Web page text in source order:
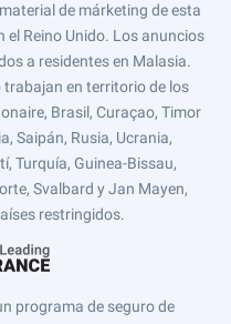
de márketing de esta
el Reino Unido. Los anuncios
a residentes en Malasia.
en territorio de los
Brasil, Curaçao, Timor
Saipán, Rusia, Ucrania,
Turquía, Guinea-Bissau,
Svalbard y Jan Mayen,
restringidos.
programa de seguro de